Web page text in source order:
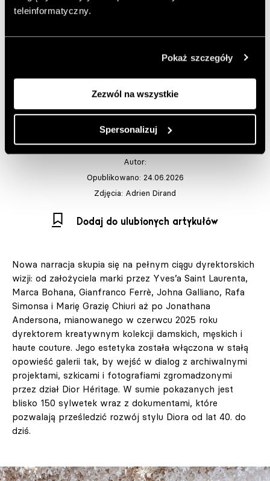
teleinformatyczny.
Pokaż szczegóły
Zezwól na wszystkie
Spersonalizuj
80 lat historii domu
mody Dior na jednej
wystawie
La Galerie Dior w Paryżu otwiera nową odsłonę swojej
stałej ekspozycji, która w jednym miejscu opowiada 80
najnowsze projekty Jonathana Andersona.
Autor:
Opublikowano: 24.06.2026
Zdjęcia: Adrien Dirand
Dodaj do ulubionych artykułów
Nowa narracja skupia się na pełnym ciągu dyrektorskich
wizji: od założyciela marki przez Yves’a Saint Laurenta,
Marca Bohana, Gianfranco Ferrè, Johna Galliano, Rafa
Simonsa i Marię Grazię Chiuri aż po Jonathana
Andersona, mianowanego w czerwcu 2025 roku
dyrektorem kreatywnym kolekcji damskich, męskich i
haute couture. Jego estetyka została włączona w stałą
opowieść galerii tak, by wejść w dialog z archiwalnymi
projektami, szkicami i fotografiami zgromadzonymi
przez dział Dior Héritage. W sumie pokazanych jest
blisko 150 sylwetek wraz z dokumentami, które
pozwalają prześledzić rozwój stylu Diora od lat 40. do
dziś.